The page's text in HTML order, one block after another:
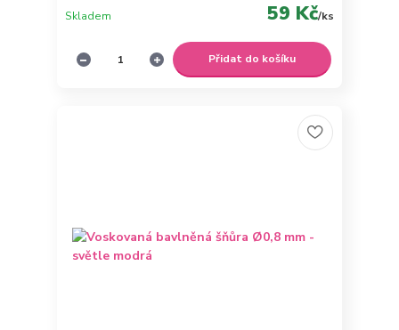
59 Kč/ks
Skladem
Přidat do košíku